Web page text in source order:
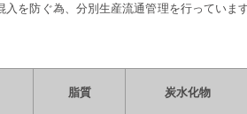
を防ぐ為、分別生産流通管理を行っています
脂質 炭水化物